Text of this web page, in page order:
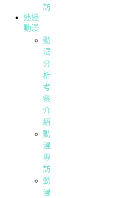
訪
迷迷
動漫
動
漫
分
析
考
察
介
紹
動
漫
專
訪
動
漫